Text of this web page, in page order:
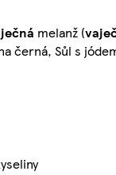
melanž (
černá, Sůl s